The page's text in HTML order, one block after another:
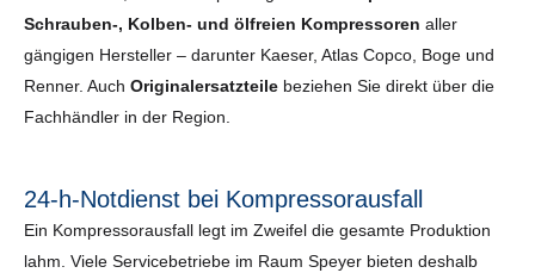
Schrauben-, Kolben- und ölfreien Kompressoren aller
gängigen Hersteller – darunter Kaeser, Atlas Copco, Boge und
Renner. Auch Originalersatzteile beziehen Sie direkt über die
Fachhändler in der Region.
24-h-Notdienst bei Kompressorausfall
Ein Kompressorausfall legt im Zweifel die gesamte Produktion
lahm. Viele Servicebetriebe im Raum Speyer bieten deshalb